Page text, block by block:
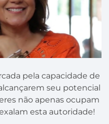
pela capacidade de
seu potencial
não apenas ocupam
esta autoridade!